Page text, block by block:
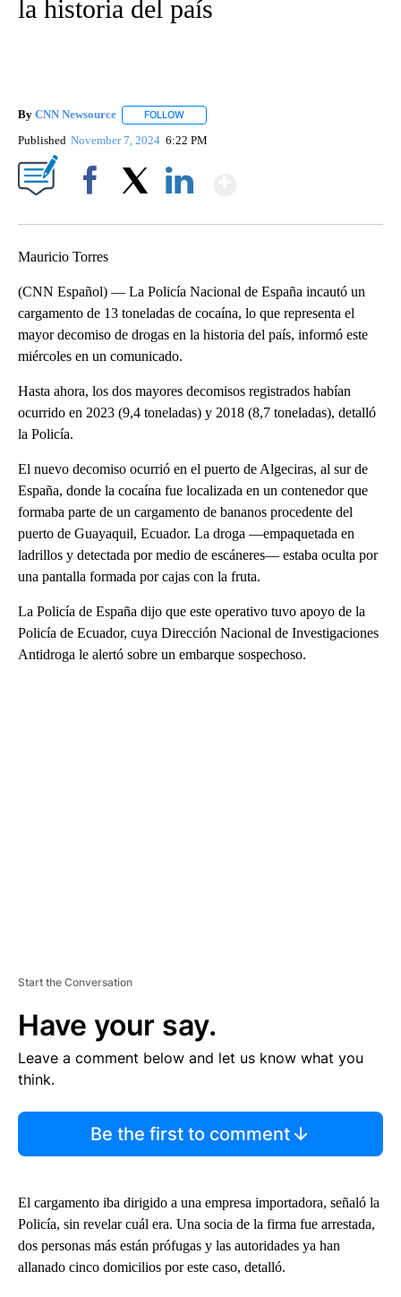
la historia del país
By CNN Newsource FOLLOW
Published November 7, 2024 6:22 PM
Mauricio Torres
(CNN Español) — La Policía Nacional de España incautó un
cargamento de 13 toneladas de cocaína, lo que representa el
mayor decomiso de drogas en la historia del país, informó este
miércoles en un comunicado.
Hasta ahora, los dos mayores decomisos registrados habían
ocurrido en 2023 (9,4 toneladas) y 2018 (8,7 toneladas), detalló
la Policía.
El nuevo decomiso ocurrió en el puerto de Algeciras, al sur de
España, donde la cocaína fue localizada en un contenedor que
formaba parte de un cargamento de bananos procedente del
puerto de Guayaquil, Ecuador. La droga —empaquetada en
ladrillos y detectada por medio de escáneres— estaba oculta por
una pantalla formada por cajas con la fruta.
La Policía de España dijo que este operativo tuvo apoyo de la
Policía de Ecuador, cuya Dirección Nacional de Investigaciones
Antidroga le alertó sobre un embarque sospechoso.
Start the Conversation
Have your say.
Leave a comment below and let us know what you
think.
Be the first to comment
El cargamento iba dirigido a una empresa importadora, señaló la
Policía, sin revelar cuál era. Una socia de la firma fue arrestada,
dos personas más están prófugas y las autoridades ya han
allanado cinco domicilios por este caso, detalló.